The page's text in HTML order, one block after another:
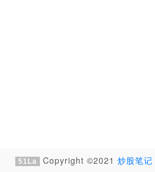
51La Copyright ©2021 炒股笔记